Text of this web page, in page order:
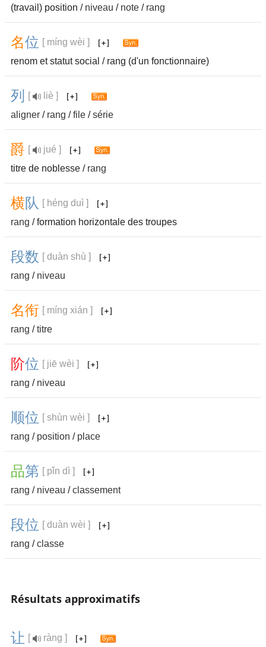
(travail) position / niveau / note / rang
名位 [ míng wèi ]
renom et statut social / rang (d'un fonctionnaire)
列 [
liè ]
aligner / rang /file /série
爵 [
jué ]
titre de noblesse / rang
横队 [ héng duì ]
rang / formation horizontale des troupes
段数 [ duàn shù ]
rang / niveau
名衔 [ míng xián ]
rang /titre
阶位 [ jiē wèi ]
rang / niveau
顺位 [ shùn wèi ]
rang / position / place
品第 [ pǐn dì ]
rang / niveau /classement
段位 [ duàn wèi ]
rang /classe
Résultats approximatifs
让 [
ràng ]